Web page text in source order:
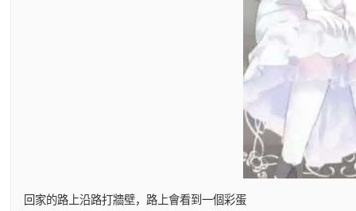
回家的路上沿路打牆壁，路上會看到一個彩蛋